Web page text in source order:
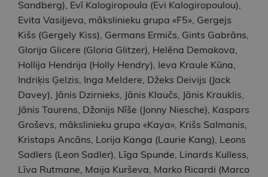
Sandberg), Evī Kalogiropoula (Evi Kalogiropoulou),
Evita Vasiļjeva, mākslinieku grupa «F5», Gergejs
Kišs (Gergely Kiss), Germans Ermičs, Gints Gabrāns,
Glorija Glicere (Gloria Glitzer), Helēna Demakova,
Hollija Hendrija (Holly Hendry), Ieva Kraule Kūna,
Indriķis Ģelzis, Inga Meldere, Džeks Deivijs (Jack
Davey), Jānis Dzirnieks, Jānis Klaučs, Jānis Krauklis,
Jānis Taurens, Džonijs Nīše (Jonny Niesche), Kaspars
Groševs, mākslinieku grupa «Kaya», Krišs Salmanis,
Kristaps Ancāns, Lorija Kanga (Laurie Kang), Leons
Sadlers (Leon Sadler), Līga Spunde, Linards Kulless,
Līva Rutmane, Maija Kurševa, Marko Ricardi (Marco